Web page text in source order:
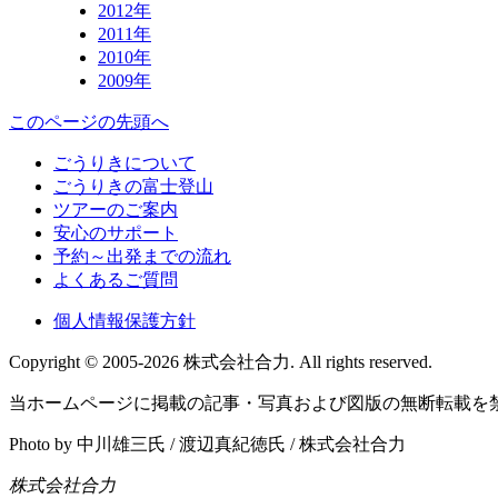
2012年
2011年
2010年
2009年
このページの先頭へ
ごうりきについて
ごうりきの富士登山
ツアーのご案内
安心のサポート
予約～出発までの流れ
よくあるご質問
個人情報保護方針
Copyright © 2005-2026 株式会社合力. All rights reserved.
当ホームページに掲載の記事・写真および図版の無断転載を
Photo by 中川雄三氏 / 渡辺真紀徳氏 / 株式会社合力
株式会社合力